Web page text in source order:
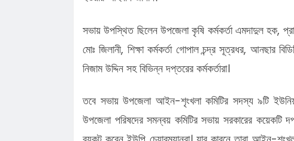
সভায় উপস্থিত ছিলেন উপজেলা কৃষি কর্মকর্তা এমদাদুল হক,
মোঃ জিলানী, শিক্ষা কর্মকর্তা গোপাল চন্দ্র সূত্রধর, আনছার
নিজাম উদ্দিন সহ বিভিন্ন দপ্তরের কর্মকর্তারা।
তবে সভায় উপজেলা আইন-শৃংখলা কমিটির সদস্য ৯টি
উপজেলা পরিষদের সমন্বয় কমিটির সভায় সরকারের কয়েকটি